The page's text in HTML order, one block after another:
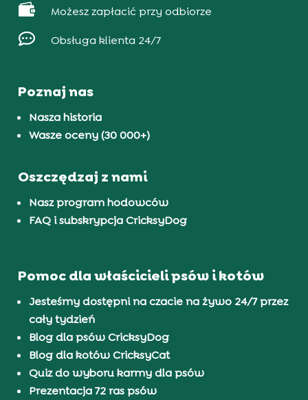
 Możesz zapłacić przy odbiorze
 Obsługa klienta 24/7
Poznaj nas
Nasza historia
Wasze oceny (30 000+)
Oszczędzaj z nami
Nasz program hodowców
FAQ i subskrypcja CricksyDog
Pomoc dla właścicieli psów i kotów
Jesteśmy dostępni na czacie na żywo 24/7 przez
cały tydzień
Blog dla psów CricksyDog
Blog dla kotów CricksyCat
Quiz do wyboru karmy dla psów
Prezentacja 72 ras psów